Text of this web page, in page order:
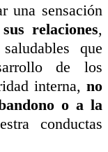
una sensación
relaciones,
que
de los
interna, no
o a la
conductas